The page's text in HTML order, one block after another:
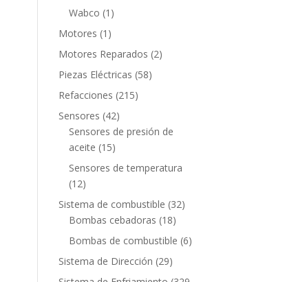
productos
Wabco 1 1
Motores 1 1
producto
Motores Reparados 22
Piezas Eléctricas 5858
Refacciones 215215
Sensores 4242
productos
Sensores de presión de
aceite 1515
productos
Sensores de temperatura
1212
productos
Sistema de combustible 3232
Bombas cebadoras 1818
productos
Bombas de combustible 66
Sistema de Dirección 2929
productos